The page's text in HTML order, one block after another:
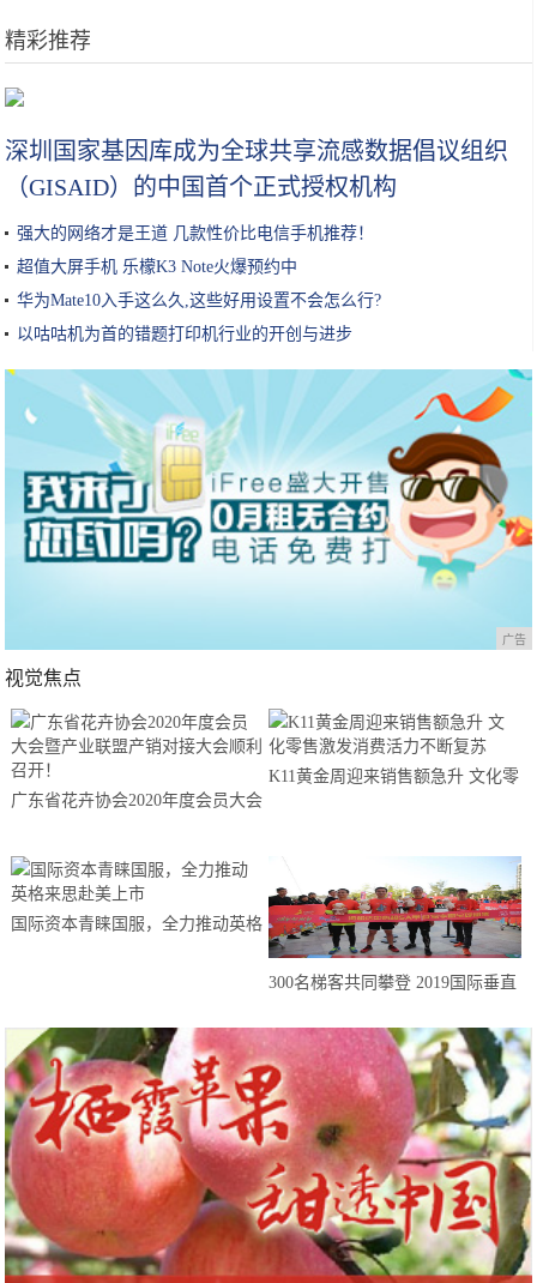
精彩推荐
深圳国家基因库成为全球共享流感数据倡议组织
（GISAID）的中国首个正式授权机构
强大的网络才是王道 几款性价比电信手机推荐！
超值大屏手机 乐檬K3 Note火爆预约中
华为Mate10入手这么久,这些好用设置不会怎么行?
以咕咕机为首的错题打印机行业的开创与进步
广告
视觉焦点
广东省花卉协会2020年度会员大会
开！
K11黄金周迎来销售额急升 文化零
国际资本青睐国服，全力推动英格
300名梯客共同攀登 2019国际垂直
站欢乐开跑